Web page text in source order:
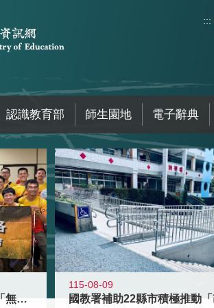
:::
認識教育部 師生園地 電子辭典
青年百億海外圓夢基金計畫「無礙征途
115-08-09